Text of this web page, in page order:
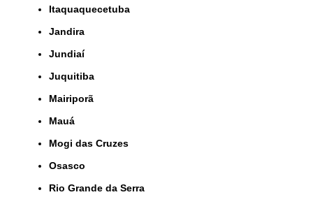
Itaquaquecetuba
Jandira
Jundiaí
Juquitiba
Mairiporã
Mauá
Mogi das Cruzes
Osasco
Rio Grande da Serra